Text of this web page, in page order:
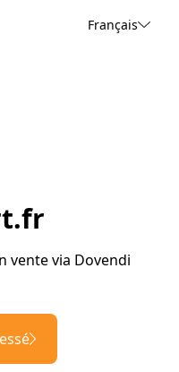
Français
vente via Dovendi